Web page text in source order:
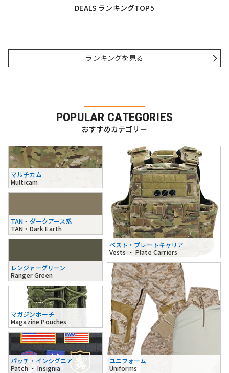
DEALS ランキングTOP5
ランキングを見る
POPULAR CATEGORIES
おすすめカテゴリー
マルチカム
Multicam
TAN・ダークアース系
TAN・Dark Earth
レンジャーグリーン
Ranger Green
ベスト・プレートキャリア
Vests ・ Plate Carriers
マガジンポーチ
Magazine Pouches
パッチ・インシグニア
Patch ・ Insignia
ユニフォーム
Uniforms